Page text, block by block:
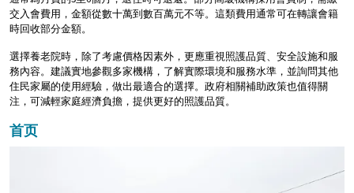
交入會費用，金額從數十萬到數百萬元不等。這類費用通常可在轉讓會籍
時回收部分金額。
選擇養老院時，除了考慮價格因素外，更應重視照護品質、安全設施和服
務內容。建議實地參觀多家機構，了解實際環境和服務水準，並詢問其他
住民家屬的使用經驗，做出最適合的選擇。政府相關補助政策也值得關
注，可減輕家庭經濟負擔，提供更好的照護品質。
首页